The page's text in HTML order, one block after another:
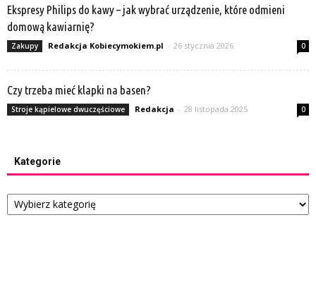
Ekspresy Philips do kawy – jak wybrać urządzenie, które odmieni
domową kawiarnię?
Zakupy Redakcja Kobiecymokiem.pl - 26 stycznia 2026 0
Czy trzeba mieć klapki na basen?
Stroje kąpielowe dwuczęściowe Redakcja - 28 listopada 2025 0
Kategorie
Kategorie